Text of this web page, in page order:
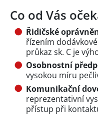
Co od Vás
Řidičské
řízením
průkaz sk. C je
Osobnostní
vysokou míru
Komunikační
reprezentativní
přístup při